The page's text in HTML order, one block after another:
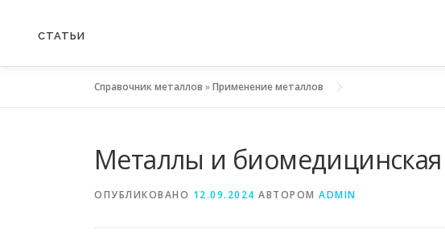
СТАТЬИ
Справочник металлов »Применение металлов
Металлы и
ОПУБЛИКОВАНО 12.09.2024 АВТОРОМ ADMIN